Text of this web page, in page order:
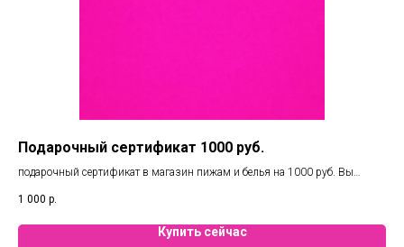
Подарочный сертификат 1000 руб.
подарочный сертификат в магазин пижам и белья на 1000 руб. Вы
Маркштадт. А также при онлайн покупке.
1 000 р.
Купить сейчас